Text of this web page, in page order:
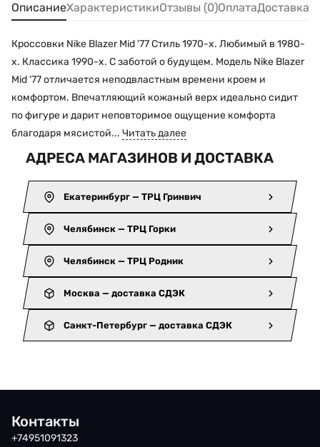
ОписаниеХарактеристикиОтзывы (0)ОплатаДоставка
Кроссовки Nike Blazer Mid '77 Стиль 1970-х. Любимый в 1980-
х. Классика 1990-х. С заботой о будущем. Модель Nike Blazer
Mid '77 отличается неподвластным времени кроем и
комфортом. Впечатляющий кожаный верх идеально сидит
по фигуре и дарит неповторимое ощущение комфорта
благодаря мясистой... Читать далее
АДРЕСА МАГАЗИНОВ И ДОСТАВКА
Екатеринбург — ТРЦ Гринвич
Челябинск — ТРЦ Горки
Челябинск — ТРЦ Родник
Москва — доставка СДЭК
Санкт-Петербург — доставка СДЭК
Контакты
+74951091323